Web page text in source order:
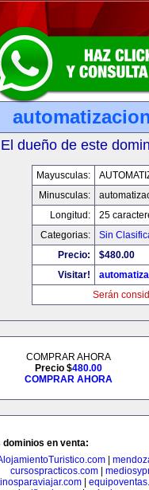
El dueño de este
Mayusculas:
Minusculas:
Longitud:
25
Categorias:
Sin
Precio:
$480.00
Visitar!
Serán
COMPRAR AHORA
Precio $480.00
COMPRAR AHORA
dominios en venta:
cursospracticos.com|